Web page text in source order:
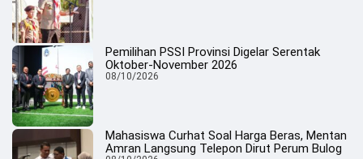
Pemilihan PSSI Provinsi Digelar Serentak
Oktober-November 2026
08/10/2026
Mahasiswa Curhat Soal Harga Beras, Mentan
Amran Langsung Telepon Dirut Perum Bulog